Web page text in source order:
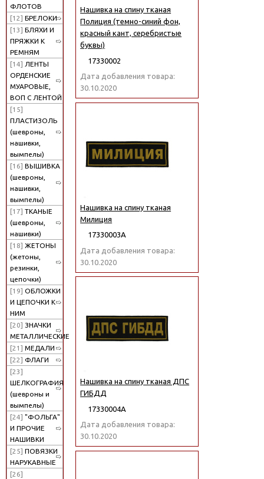
ФЛОТОВ
[12] БРЕЛОКИ
[13] БЛЯХИ И
ПРЯЖКИ К
РЕМНЯМ
[14] ЛЕНТЫ
ОРДЕНСКИЕ
МУАРОВЫЕ,
ВОП С ЛЕНТОЙ
[15]
ПЛАСТИЗОЛЬ
(шевроны,
нашивки,
вымпелы)
[16] ВЫШИВКА
(шевроны,
нашивки,
вымпелы)
[17] ТКАНЫЕ
(шевроны,
нашивки)
[18] ЖЕТОНЫ
(жетоны,
резинки,
цепочки)
[19] ОБЛОЖКИ
И ЦЕПОЧКИ К
НИМ
[20] ЗНАЧКИ
МЕТАЛЛИЧЕСКИЕ
[21] МЕДАЛИ
[22] ФЛАГИ
[23]
ШЕЛКОГРАФИЯ
(шевроны и
вымпелы)
[24] "ФОЛЬГА"
И ПРОЧИЕ
НАШИВКИ
[25] ПОВЯЗКИ
НАРУКАВНЫЕ
[26]
Нашивка на спину тканая
Полиция (темно-синий фон,
красный кант, серебристые
буквы)
17330002
Дата добавления товара:
30.10.2020
Нашивка на спину тканая
Милиция
17330003А
Дата добавления товара:
30.10.2020
Нашивка на спину тканая ДПС
ГИБДД
17330004А
Дата добавления товара:
30.10.2020